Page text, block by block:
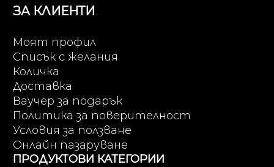
ЗА КЛИЕНТИ
Моят профил
Списък с желания
Количка
Доставка
Ваучер за подарък
Политика за поверителност
Условия за ползване
Онлайн пазаруване
ПРОДУКТОВИ КАТЕГОРИИ